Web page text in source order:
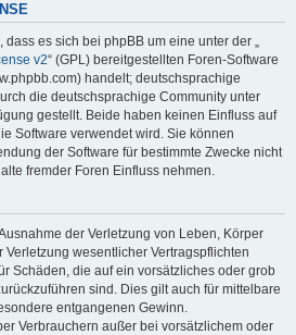
dass es sich bei phpBB um eine unter der „
v2“ (GPL) bereitgestellten Foren-Software
handelt; deutschsprachige
die deutschsprachige Community unter
gestellt. Beide haben keinen Einfluss auf
Software verwendet wird. Sie können
der Software für bestimmte Zwecke nicht
fremder Foren Einfluss nehmen.
der Verletzung von Leben, Körper
wesentlicher Vertragspflichten
Schäden, die auf ein vorsätzliches oder grob
sind. Dies gilt auch für mittelbare
entgangenen Gewinn.
Verbrauchern außer bei vorsätzlichem oder